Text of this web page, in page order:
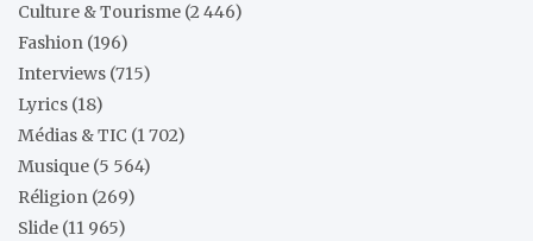
Culture & Tourisme (2 446)
Fashion (196)
Interviews (715)
Lyrics (18)
Médias & TIC (1 702)
Musique (5 564)
Réligion (269)
Slide (11 965)